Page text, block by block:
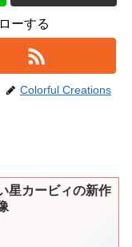
ーする
Colorful Creations
星カービィの新作